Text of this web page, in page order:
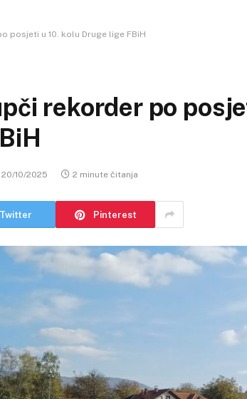
posjeti u 10. kolu Druge lige FBiH
rekorder po
20/10/2025 2 minute čitanja
Twitter Pinterest